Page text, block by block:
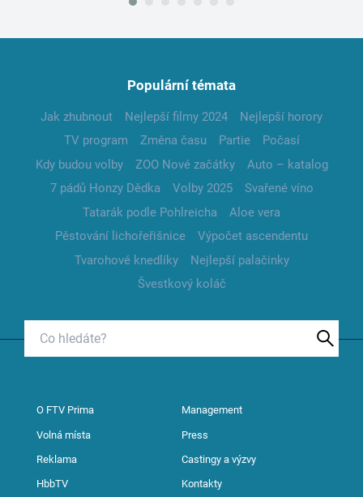
Populární témata
Jak zhubnout Nejlepší filmy 2024
Nejlepší horory
TV program
Změna času Partie
Počasí
Kdy budou volby
ZOO Nové začátky
Auto – katalog
7 pádů Honzy Dědka
Volby 2025
Svařené víno
Tatarák podle Pohlreicha
Aloe vera
Pěstování lichořeřišnice
Výpočet ascendentu
Tvarohové knedlíky
Nejlepší palačinky
Švestkový koláč
O FTV Prima Management
Volná místa Press
Reklama Castingy a výzvy
HbbTV Kontakty